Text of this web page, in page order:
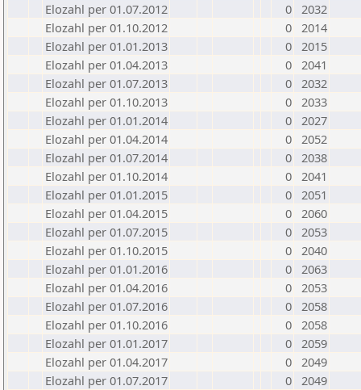
Elozahl per 01.07.2012
0 2032
Elozahl per 01.10.2012
0 2014
Elozahl per 01.01.2013
0 2015
Elozahl per 01.04.2013
0 2041
Elozahl per 01.07.2013
0 2032
Elozahl per 01.10.2013
0 2033
Elozahl per 01.01.2014
0 2027
Elozahl per 01.04.2014
0 2052
Elozahl per 01.07.2014
0 2038
Elozahl per 01.10.2014
0 2041
Elozahl per 01.01.2015
0 2051
Elozahl per 01.04.2015
0 2060
Elozahl per 01.07.2015
0 2053
Elozahl per 01.10.2015
0 2040
Elozahl per 01.01.2016
0 2063
Elozahl per 01.04.2016
0 2053
Elozahl per 01.07.2016
0 2058
Elozahl per 01.10.2016
0 2058
Elozahl per 01.01.2017
0 2059
Elozahl per 01.04.2017
0 2049
Elozahl per 01.07.2017
0 2049